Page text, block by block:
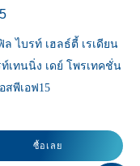
ล ไบรท์ เฮลธ์ตี้ เรเดียน
เทนนิ่ง เดย์ โพรเทคชั่น
สพีเอฟ15
ซื้อเลย